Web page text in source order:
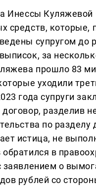
Инессы Куляжевой
средств, которые,
супругом до
за
прошло 83
уходили
года супруги
разделив
по разделу
истица, не
в
заявлением о
рублей со